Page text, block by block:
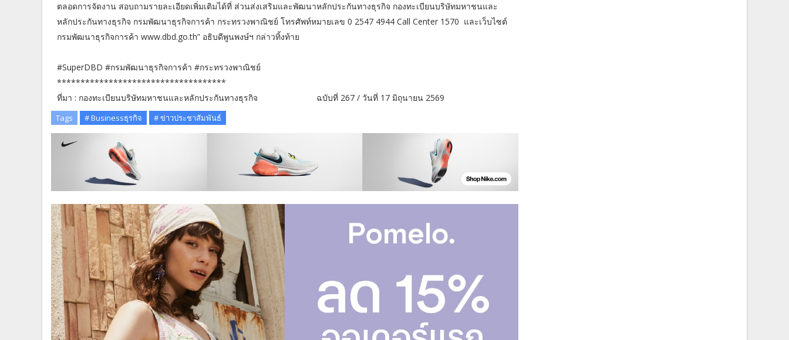
ตลอดการจัดงาน สอบถามรายละเอียดเพิ่มเติมได้ที่ ส่วนส่งเสริมและพัฒนาหลักประกันทางธุรกิจ กองทะเบียนบริษัทมหาชนและ
หลักประกันทางธุรกิจ กรมพัฒนาธุรกิจการค้า กระทรวงพาณิชย์ โทรศัพท์หมายเลข 0 2547 4944 Call Center 1570 และเว็บไซต์
กรมพัฒนาธุรกิจการค้า www.dbd.go.th” อธิบดีพูนพงษ์ฯ กล่าวทิ้งท้าย
#SuperDBD #กรมพัฒนาธุรกิจการค้า #กระทรวงพาณิชย์
************************************
ที่มา : กองทะเบียนบริษัทมหาชนและหลักประกันทางธุรกิจ ฉบับที่ 267 / วันที่ 17 มิถุนายน 2569
Tags # Businessธุรกิจ # ข่าวประชาสัมพันธ์